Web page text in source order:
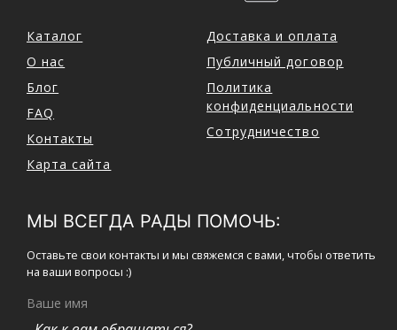
Каталог
О нас
Блог
FAQ
Контакты
Карта сайта
Доставка и оплата
Публичный договор
Политика
конфиденциальности
Сотрудничество
МЫ ВСЕГДА РАДЫ ПОМОЧЬ:
Оставьте свои контакты и мы свяжемся с вами, чтобы ответить
на ваши вопросы :)
Ваше имя